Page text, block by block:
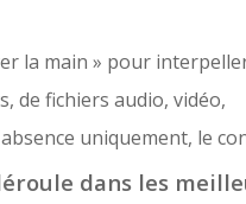
la main » pour
de fichiers audio, vidéo,
uniquement, le
dans les